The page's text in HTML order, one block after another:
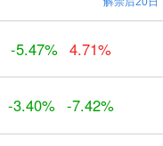
-5.47% 4.71%
-3.40% -7.42%